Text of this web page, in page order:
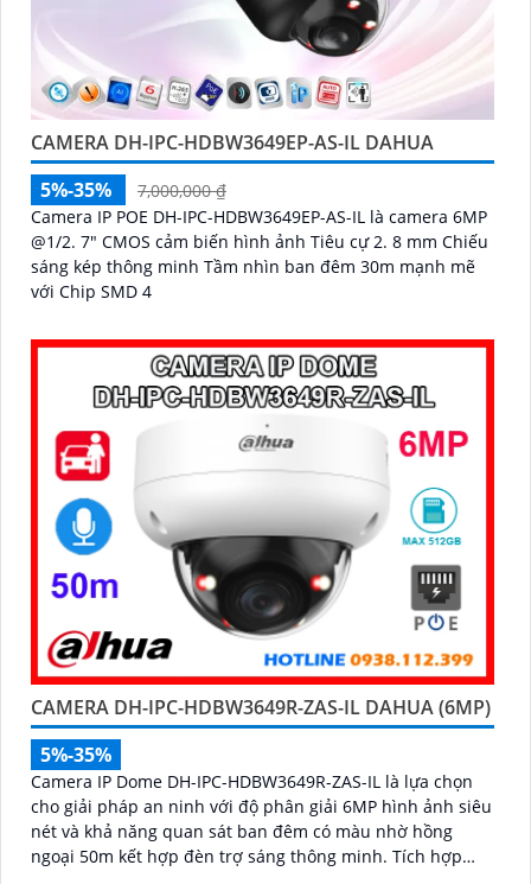
CAMERA DH-IPC-HDBW3649EP-AS-IL DAHUA
5%-35%
7,000,000 ₫
Camera IP POE DH-IPC-HDBW3649EP-AS-IL là camera 6MP
@1/2. 7" CMOS cảm biến hình ảnh Tiêu cự 2. 8 mm Chiếu
sáng kép thông minh Tầm nhìn ban đêm 30m mạnh mẽ
với Chip SMD 4
CAMERA DH-IPC-HDBW3649R-ZAS-IL DAHUA (6MP)
5%-35%
Camera IP Dome DH-IPC-HDBW3649R-ZAS-IL là lựa chọn
cho giải pháp an ninh với độ phân giải 6MP hình ảnh siêu
nét và khả năng quan sát ban đêm có màu nhờ hồng
ngoại 50m kết hợp đèn trợ sáng thông minh. Tích hợp